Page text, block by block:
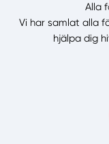
Alla
Vi har samlat alla
hjälpa dig